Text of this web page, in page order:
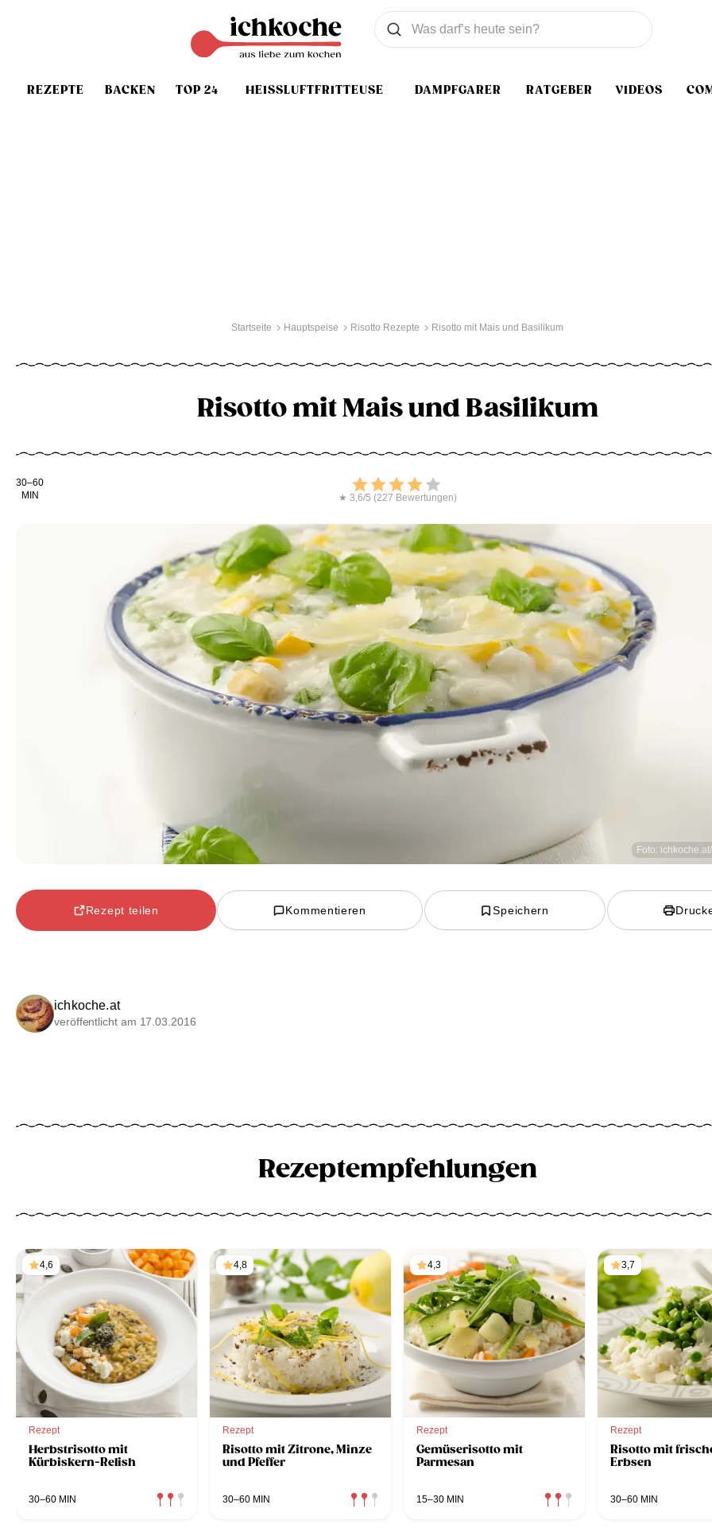
REZEPTE BACKEN TOP 24 HEISSLUFTFRITTEUSE DAMPFGARER RATGEBER VIDEOS
Was wollen Sie suchen
Suchen
Startseite Hauptspeise Risotto Rezepte Risotto mit Mais und Basilikum
Risotto mit Mais und Basilikum
Kochdauer
30–60
MIN
Bewerten
★ 3,6/5 (227 Bewertungen)
Foto:
Rezept teilen Kommentieren Speichern
ichkoche.at
veröffentlicht am 17.03.2016
Rezeptempfehlungen
4,6
Rezept
Herbstrisotto mit
Kürbiskern-Relish
30–60 MIN
4,8
Rezept
Risotto mit Zitrone, Minze
und Pfeffer
30–60 MIN
4,3
Rezept
Gemüserisotto mit
Parmesan
15–30 MIN
3,7
Rezept
Risotto mit
Erbsen
30–60 MIN